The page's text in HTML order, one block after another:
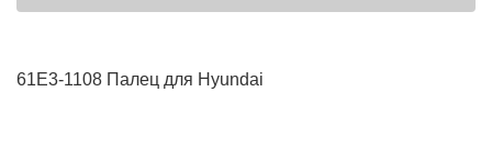
61E3-1108 Палец для Hyundai